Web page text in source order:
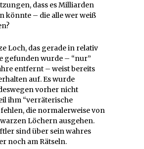
dass es Milliarden
könnte – die alle wer weiß
Loch, das gerade in relativ
gefunden wurde – “nur”
entfernt – weist bereits
auf. Es wurde
vorher nicht
ihm “verräterische
die normalerweise von
Löchern ausgehen.
sind über sein wahres
noch am Rätseln.